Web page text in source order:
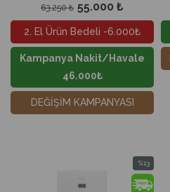
Buzdolabı
55.000 ₺
63.250 ₺
2. El Ürün Bedeli -6.000₺
Kampanya Nakit/Havale
46.000₺
DEĞİŞİM KAMPANYASI
%13
İndirim